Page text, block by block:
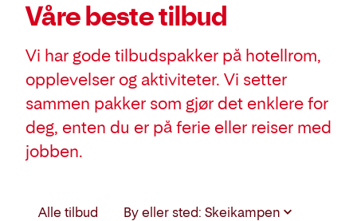
Våre beste tilbud
Vi har gode tilbudspakker på hotellrom,
opplevelser og aktiviteter. Vi setter
sammen pakker som gjør det enklere for
deg, enten du er på ferie eller reiser med
jobben.
Velg
Alle tilbud
By eller sted: Skeikampen